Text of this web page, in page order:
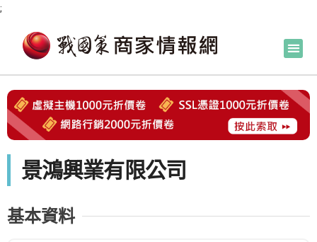
;
景鴻興業有限公司
基本資料